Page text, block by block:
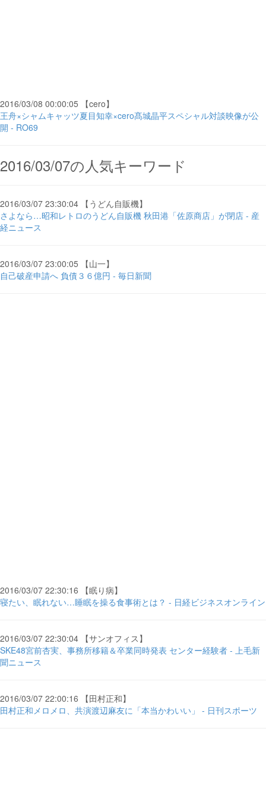
2016/03/08 00:00:05 【cero】
王舟×シャムキャッツ夏目知幸×cero髙城晶平スペシャル対談映像が公
開 - RO69
2016/03/07の人気キーワード
2016/03/07 23:30:04 【うどん自販機】
さよなら…昭和レトロのうどん自販機 秋田港「佐原商店」が閉店 - 産
経ニュース
2016/03/07 23:00:05 【山一】
自己破産申請へ 負債３６億円 - 毎日新聞
2016/03/07 22:30:16 【眠り病】
寝たい、眠れない…睡眠を操る食事術とは？ - 日経ビジネスオンライン
2016/03/07 22:30:04 【サンオフィス】
SKE48宮前杏実、事務所移籍＆卒業同時発表 センター経験者 - 上毛新
聞ニュース
2016/03/07 22:00:16 【田村正和】
田村正和メロメロ、共演渡辺麻友に「本当かわいい」 - 日刊スポーツ